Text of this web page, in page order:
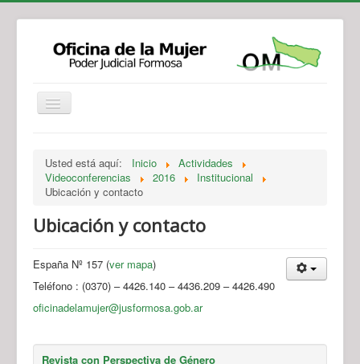
Legislación
Novedades
Recursos y Servicios de Atención
Usted está aquí: Inicio
Actividades
Videoconferencias
2016
Institucional
Ubicación y contacto
Ubicación y contacto
España Nº 157 (ver mapa)
Teléfono : (0370) – 4426.140 – 4436.209 – 4426.490
oficinadelamujer@jusformosa.gob.ar
Revista con Perspectiva de Género